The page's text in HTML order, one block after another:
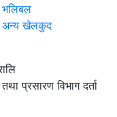
भलिबल
अन्य खेलकुद
प्रसारण विभाग दर्ता